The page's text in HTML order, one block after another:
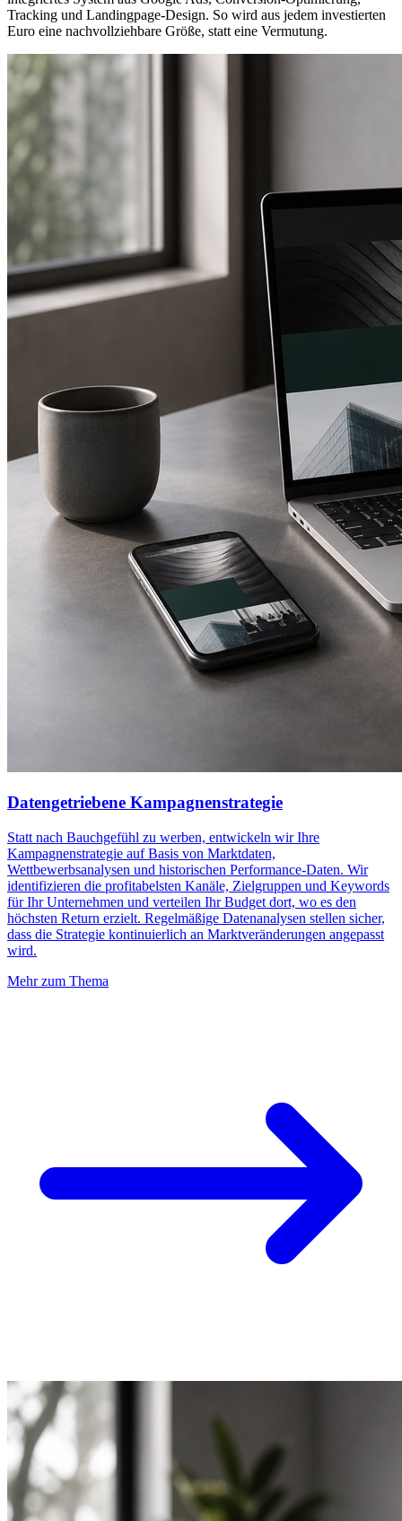
Tracking und Landingpage-Design. So wird aus jedem investierten
Euro eine nachvollziehbare Größe, statt eine Vermutung.
Datengetriebene Kampagnenstrategie
Statt nach Bauchgefühl zu werben, entwickeln wir Ihre
Kampagnenstrategie auf Basis von Marktdaten,
Wettbewerbsanalysen und historischen Performance-Daten. Wir
identifizieren die profitabelsten Kanäle, Zielgruppen und Keywords
für Ihr Unternehmen und verteilen Ihr Budget dort, wo es den
höchsten Return erzielt. Regelmäßige Datenanalysen stellen sicher,
dass die Strategie kontinuierlich an Marktveränderungen angepasst
wird.
Mehr zum Thema